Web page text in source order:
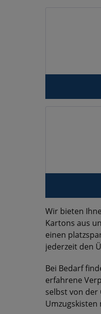
Wir bieten
Kartons aus
einen
jederzeit den
Bei Bedarf
erfahrene
selbst von
Umzugskisten